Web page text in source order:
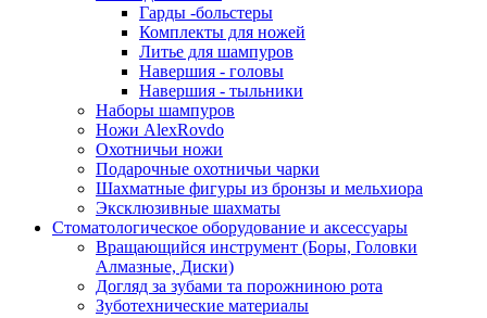
Гарды -больстеры
Комплекты для ножей
Литье для шампуров
Навершия - головы
Навершия - тыльники
Наборы шампуров
Ножи AlexRovdo
Охотничьи ножи
Подарочные охотничьи чарки
Шахматные фигуры из бронзы и мельхиора
Эксклюзивные шахматы
Стоматологическое оборудование и аксессуары
Вращающийся инструмент (Боры, Головки
Алмазные, Диски)
Догляд за зубами та порожниною рота
Зуботехнические материалы